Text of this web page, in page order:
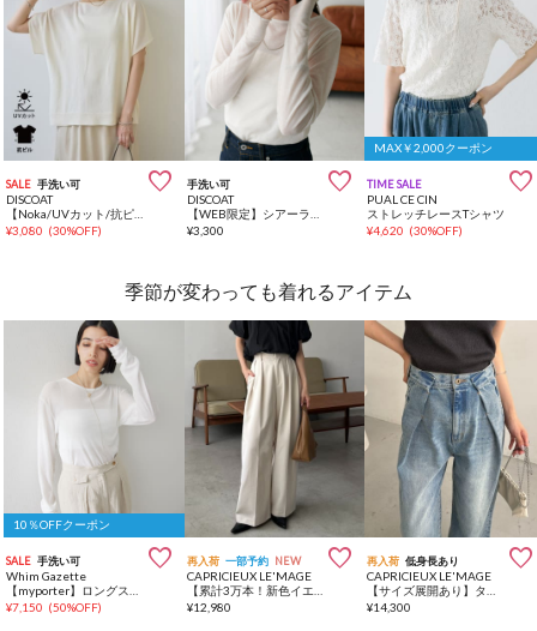
SALE 手洗い可 
DISCOAT
【Noka/UVカット/抗ピリング】ドルマン半袖プルオーバー
¥3,080 (30%OFF)
手洗い可 
DISCOAT
【WEB限定】シアーラメプリントロングスリーブTシャツ
¥3,300
MAX￥2,000クーポン
TIME SALE 
PUAL CE CIN
ストレッチレースTシャツ
¥4,620 (30%OFF)
季節が変わっても着れるアイテム
10％OFFクーポン
SALE 手洗い可 
Whim Gazette
¥7,150 (50%OFF)
再入荷 一部予約 NEW 
CAPRICIEUX LE'MAGE
¥12,980
再入荷 低身長あり 
CAPRICIEUX LE'MAGE
¥14,300